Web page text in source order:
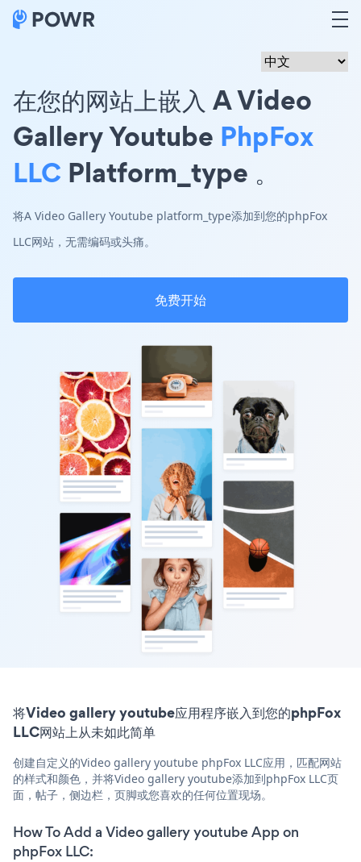
在您的网站上嵌入 A Video
Gallery Youtube PhpFox
LLC Platform_type 。
将A Video Gallery Youtube platform_type添加到您的phpFox
LLC网站，无需编码或头痛。
免费开始
将Video gallery youtube应用程序嵌入到您的phpFox
LLC网站上从未如此简单
创建自定义的Video gallery youtube phpFox LLC应用，匹配网站
的样式和颜色，并将Video gallery youtube添加到phpFox LLC页
面，帖子，侧边栏，页脚或您喜欢的任何位置现场。
How To Add a Video gallery youtube App on
phpFox LLC: